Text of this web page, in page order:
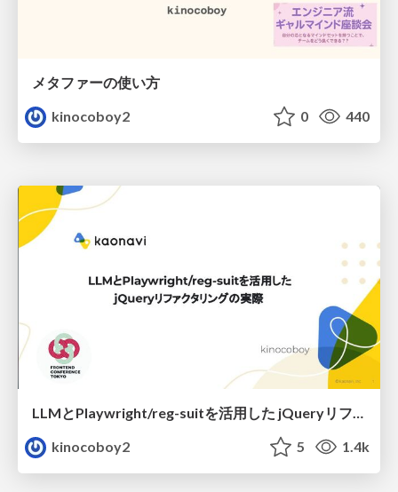
メタファーの使い方
kinocoboy2
0 440
LLMとPlaywright/reg-suitを活用した jQueryリファクタリングの実際
kinocoboy2
5 1.4k